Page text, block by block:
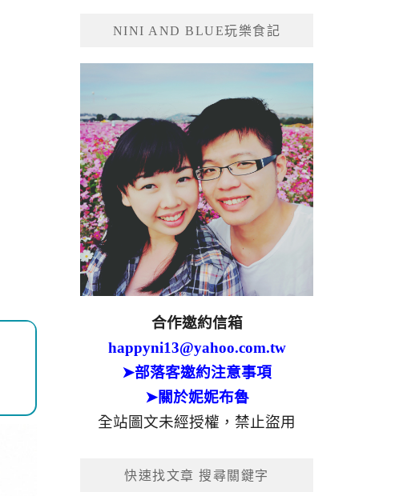
NINI AND BLUE玩樂食記
合作邀約信箱
happyni13@yahoo.com.tw
➤部落客邀約注意事項
➤關於妮妮布魯
全站圖文未經授權，禁止盜用
快速找文章 搜尋關鍵字